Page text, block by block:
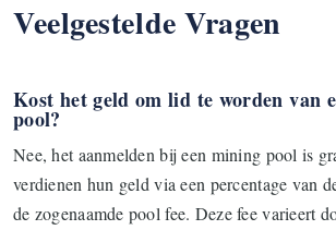
Veelgestelde Vragen
Kost het geld om lid te worden van
pool?
Nee, het aanmelden bij een mining pool is
verdienen hun geld via een percentage van
de zogenaamde pool fee. Deze fee varieert